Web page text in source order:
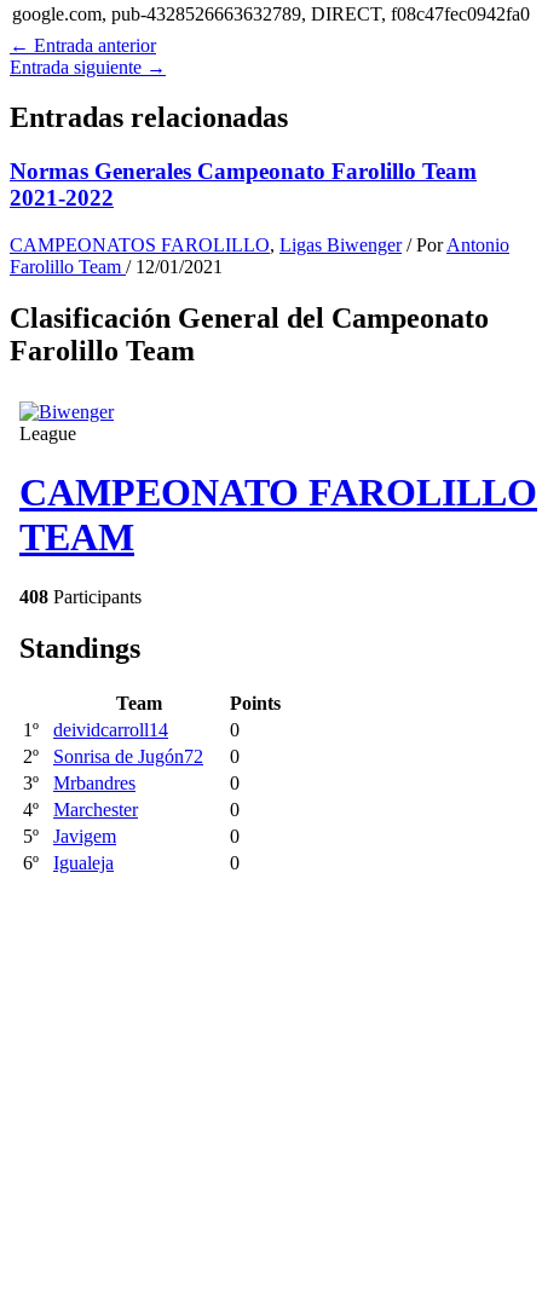
google.com, pub-4328526663632789, DIRECT, f08c47fec0942fa0
← Entrada anterior
Entrada siguiente →
Entradas relacionadas
Normas Generales Campeonato Farolillo Team
2021-2022
CAMPEONATOS FAROLILLO, Ligas Biwenger/ PorAntonio
Farolillo Team / 12/01/2021
Clasificación General del Campeonato
Farolillo Team